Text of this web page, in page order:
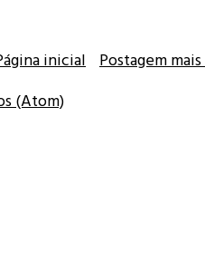
Postagem
inicial
(Atom)